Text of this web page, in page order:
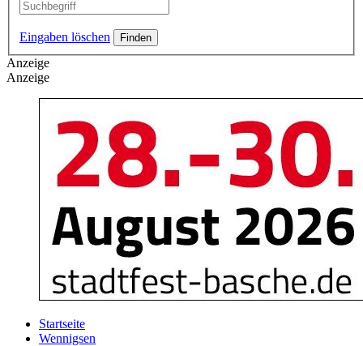
Eingaben löschen
Anzeige
Anzeige
Startseite
Wennigsen